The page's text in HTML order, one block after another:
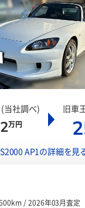
当社調べ)
万円
旧車
S2000 AP1の詳細を見
/ 2026年03月査定